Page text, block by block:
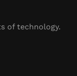
of technology.